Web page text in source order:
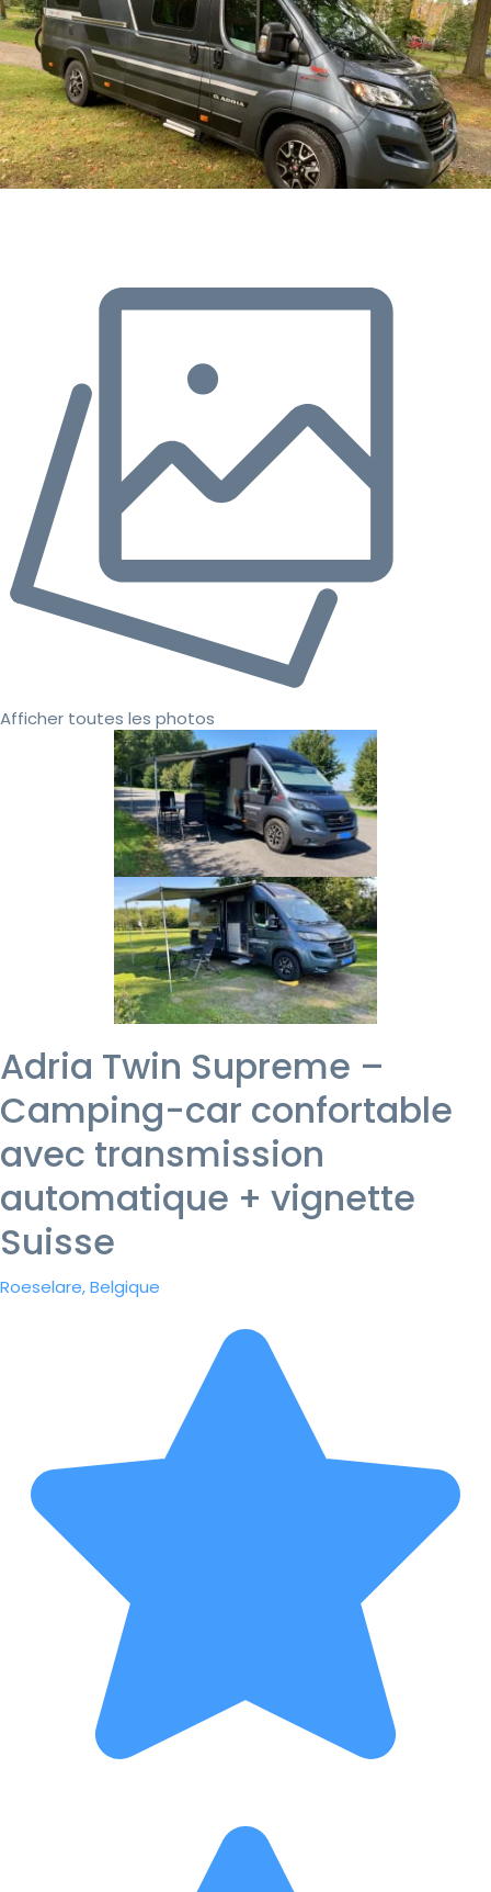
Afficher toutes les photos
Adria Twin Supreme –
Camping-car confortable
avec transmission
automatique + vignette
Suisse
Roeselare, Belgique